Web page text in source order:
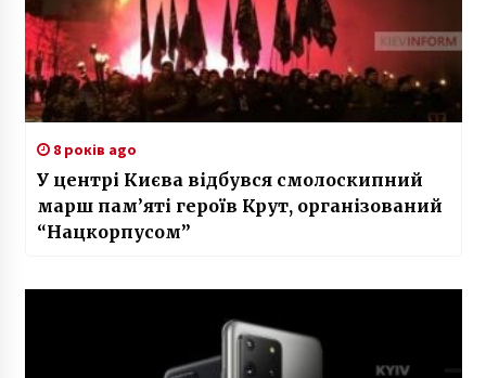
8 років ago
У центрі Києва відбувся смолоскипний
марш пам’яті героїв Крут, організований
“Нацкорпусом”